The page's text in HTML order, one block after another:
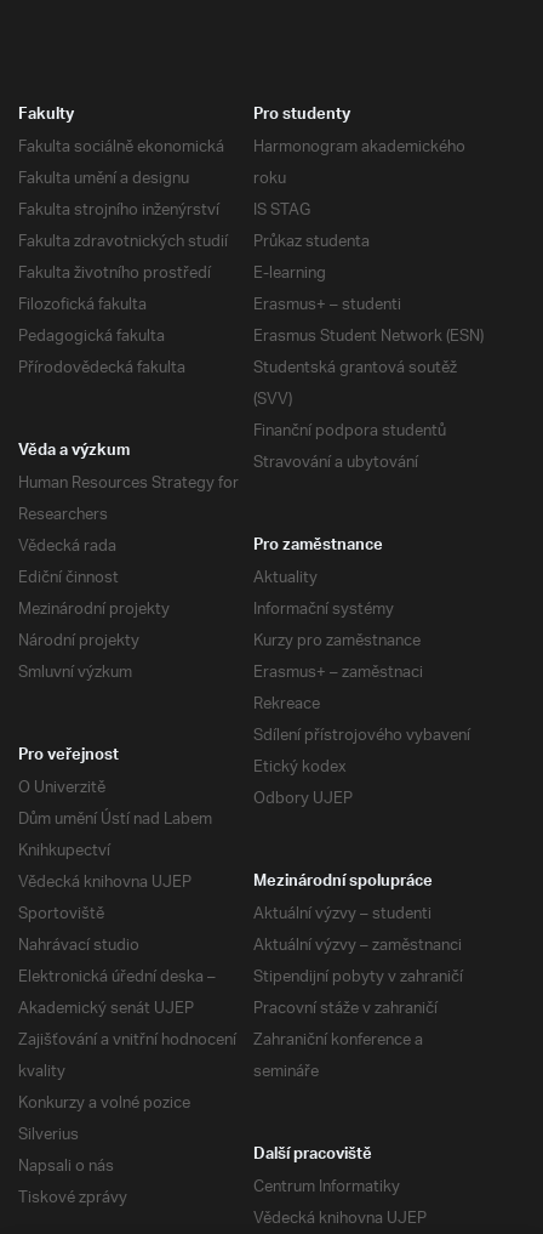
Fakulty
Fakulta sociálně ekonomická
Fakulta umění a designu
Fakulta strojního inženýrství
Fakulta zdravotnických studií
Fakulta životního prostředí
Filozofická fakulta
Pedagogická fakulta
Přírodovědecká fakulta
Pro studenty
Harmonogram akademického
roku
IS STAG
Průkaz studenta
E-learning
Erasmus+ – studenti
Erasmus Student Network (ESN)
Studentská grantová soutěž
(SVV)
Finanční podpora studentů
Stravování a ubytování
Věda a výzkum
Human Resources Strategy for
Researchers
Vědecká rada
Ediční činnost
Mezinárodní projekty
Národní projekty
Smluvní výzkum
Pro zaměstnance
Aktuality
Informační systémy
Kurzy pro zaměstnance
Erasmus+ – zaměstnaci
Rekreace
Sdílení přístrojového vybavení
Etický kodex
Odbory UJEP
Pro veřejnost
O Univerzitě
Dům umění Ústí nad Labem
Knihkupectví
Vědecká knihovna UJEP
Sportoviště
Nahrávací studio
Elektronická úřední deska –
Akademický senát UJEP
Zajišťování a vnitřní hodnocení
kvality
Konkurzy a volné pozice
Silverius
Napsali o nás
Tiskové zprávy
Mezinárodní spolupráce
Aktuální výzvy – studenti
Aktuální výzvy – zaměstnanci
Stipendijní pobyty v zahraničí
Pracovní stáže v zahraničí
Zahraniční konference a
semináře
Další pracoviště
Centrum Informatiky
Vědecká knihovna UJEP